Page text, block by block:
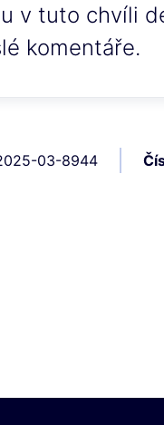
v tuto chvíli
komentáře.
03-8944